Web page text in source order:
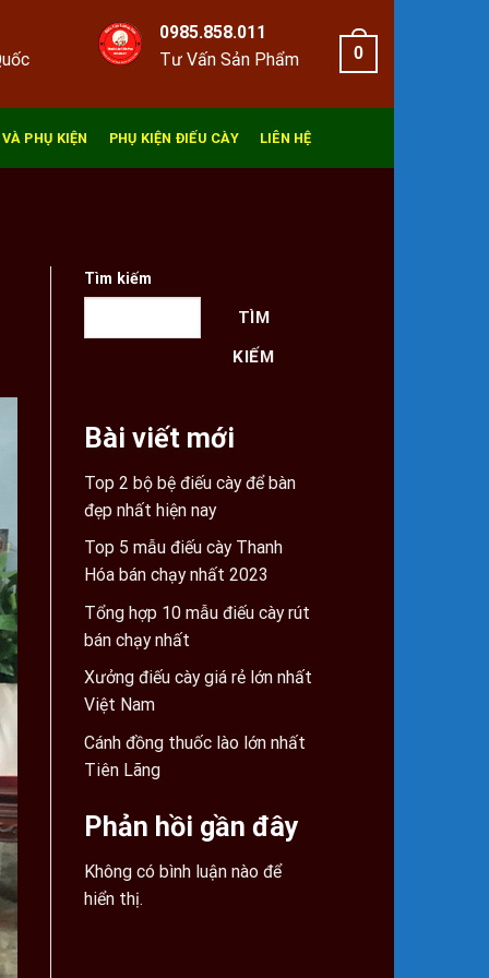
0985.858.011
Tư Vấn Sản Phẩm
0
PHỤ KIỆN PHỤ KIỆN ĐIẾU CÀY LIÊN HỆ
Tìm kiếm
TÌM
KIẾM
Bài viết mới
Top 2 bộ bệ điếu cày để bàn
đẹp nhất hiện nay
Top 5 mẫu điếu cày Thanh
Hóa bán chạy nhất 2023
Tổng hợp 10 mẫu điếu cày rút
bán chạy nhất
Xưởng điếu cày giá rẻ lớn nhất
Việt Nam
Cánh đồng thuốc lào lớn nhất
Tiên Lãng
Phản hồi gần đây
Không có bình luận nào để
hiển thị.